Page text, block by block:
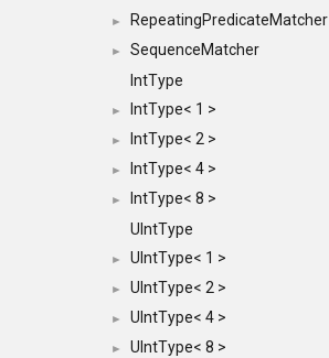
► RepeatingPredicateMatcher
►
SequenceMatcher
IntType
► IntType< 1 >
► IntType< 2 >
► IntType< 4 >
►
IntType< 8 >
UIntType
► UIntType< 1 >
► UIntType< 2 >
► UIntType< 4 >
► UIntType< 8 >